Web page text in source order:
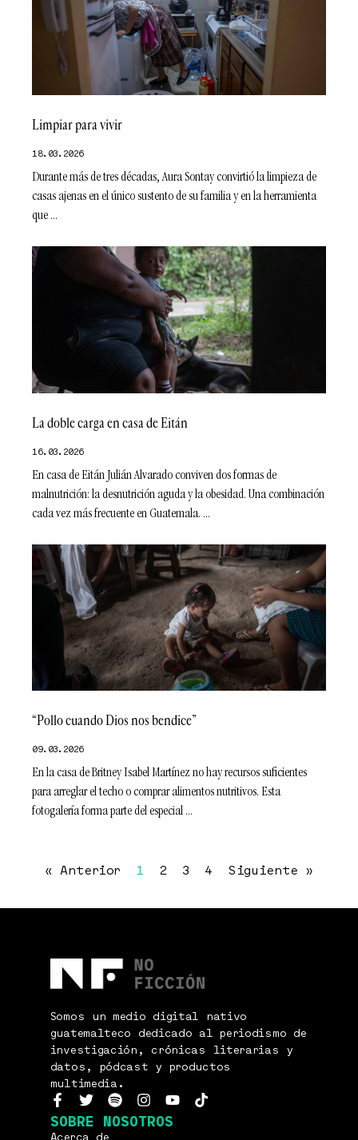
Limpiar para vivir
18.03.2026
Durante más de tres décadas, Aura Sontay convirtió la limpieza de
casas ajenas en el único sustento de su familia y en la herramienta
que
La doble carga en casa de Eitán
16.03.2026
En casa de Eitán Julián Alvarado conviven dos formas de
malnutrición: la desnutrición aguda y la obesidad. Una combinación
cada vez más frecuente en Guatemala.
“Pollo cuando Dios nos bendice”
09.03.2026
En la casa de Britney Isabel Martínez no hay recursos suficientes
para arreglar el techo o comprar alimentos nutritivos. Esta
fotogalería forma parte del especial
« Anterior 1 2 3 4 Siguiente »
Somos un medio digital nativo
guatemalteco dedicado al periodismo de
investigación, crónicas literarias y
datos, pódcast y productos
multimedia.
SOBRE NOSOTROS
Acerca de